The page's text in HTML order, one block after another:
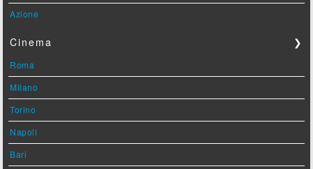
Azione
Cinema ❯
Roma
Milano
Torino
Napoli
Bari